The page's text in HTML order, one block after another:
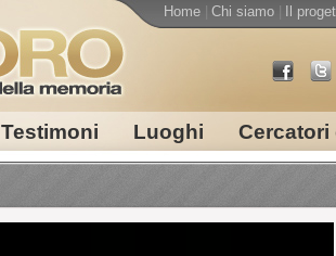
Testimoni Luoghi Cercatori
Home Chi siamo Il